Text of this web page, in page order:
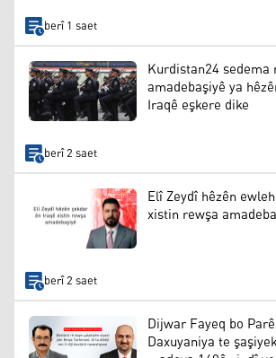
berî 1 saet
Kurdistan24 sedema
amadebaşiyê ya
Iraqê eşkere dike
berî 2 saet
Elî Zeydî hêzên
xistin rewşa
berî 2 saet
Dijwar Fayeq bo
Daxuyaniya te